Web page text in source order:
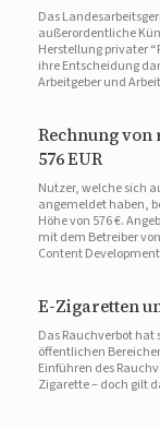
Das
außerordentliche
Herstellung privater
ihre Entscheidung
Arbeitgeber und
Rechnung
576 EUR
Nutzer, welche sich
angemeldet haben,
Höhe von 576 €.
mit dem Betreiber
Content
E-Zigaretten
Das Rauchverbot
öffentlichen
Einführen des
Zigarette – doch gilt